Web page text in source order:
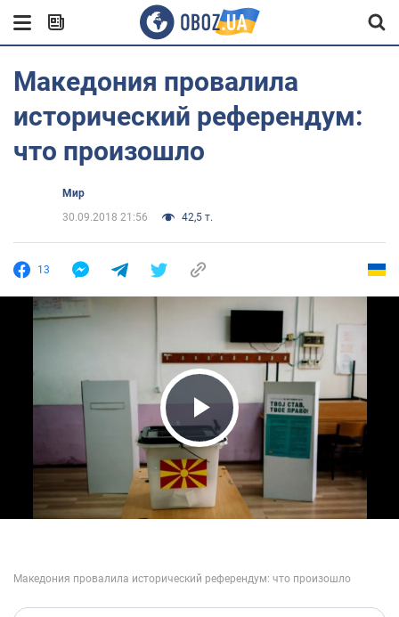
Македония провалила
исторический референдум:
что произошло
Мир
30.09.2018 21:56
42,5 т.
13
Play Video